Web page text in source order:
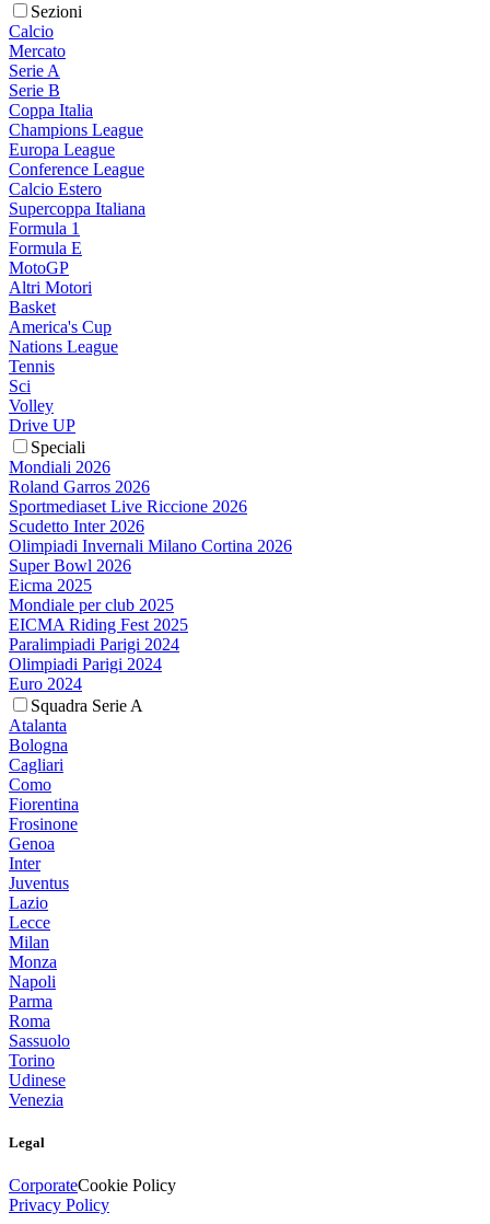
Sezioni
Calcio
Mercato
Serie A
Serie B
Coppa Italia
Champions League
Europa League
Conference League
Calcio Estero
Supercoppa Italiana
Formula 1
Formula E
MotoGP
Altri Motori
Basket
America's Cup
Nations League
Tennis
Sci
Volley
Drive UP
Speciali
Mondiali 2026
Roland Garros 2026
Sportmediaset Live Riccione 2026
Scudetto Inter 2026
Olimpiadi Invernali Milano Cortina 2026
Super Bowl 2026
Eicma 2025
Mondiale per club 2025
EICMA Riding Fest 2025
Paralimpiadi Parigi 2024
Olimpiadi Parigi 2024
Euro 2024
Squadra Serie A
Atalanta
Bologna
Cagliari
Como
Fiorentina
Frosinone
Genoa
Inter
Juventus
Lazio
Lecce
Milan
Monza
Napoli
Parma
Roma
Sassuolo
Torino
Udinese
Venezia
Legal
CorporateCookie Policy
Privacy Policy